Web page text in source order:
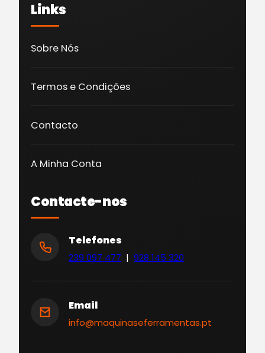
Links
Sobre Nós
Termos e Condições
Contacto
A Minha Conta
Contacte-nos
Telefones
239 097 477 | 928 145 320
Email
info@maquinaseferramentas.pt